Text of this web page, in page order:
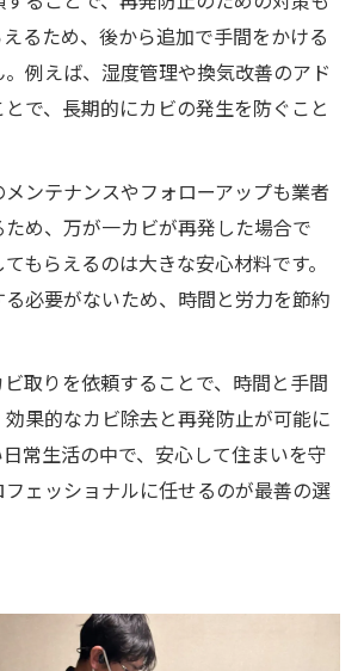
るため、後から追加で手間をかける
例えば、湿度管理や換気改善のアド
で、長期的にカビの発生を防ぐこと
ンテナンスやフォローアップも業者
め、万が一カビが再発した場合で
もらえるのは大きな安心材料です。
必要がないため、時間と労力を節約
取りを依頼することで、時間と手間
果的なカビ除去と再発防止が可能に
常生活の中で、安心して住まいを守
ェッショナルに任せるのが最善の選